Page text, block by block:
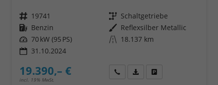
Fahrzeugnr. 19741 Getriebe Schaltgetriebe
Kraftstoff Benzin Außenfarbe Reflexsilber Metallic
Leistung 70 kW (95 PS) Kilometerstand 18.137 km
31.10.2024
19.390,– €
incl. 19% MwSt.
Wir rufen Sie anFahrzeugexposé (PDF)